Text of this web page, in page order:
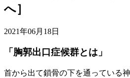
へ］
2021年06月18日
「胸郭出口症候群とは」
首から出て鎖骨の下を通っている